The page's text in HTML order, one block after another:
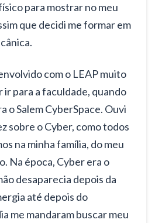
para mostrar no meu
que decidi me formar em
com o LEAP muito
ir para a faculdade, quando
o Salem CyberSpace. Ouvi
sobre o Cyber, como todos
na minha família, do meu
Na época, Cyber era o
desaparecia depois da
até depois do
me mandaram buscar meu